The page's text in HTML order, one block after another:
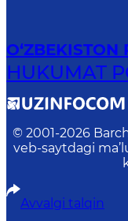
O‘ZBEKISTON
HUKUMAT
© 2001-2026
veb-saytdagi
Avvalgi talqin